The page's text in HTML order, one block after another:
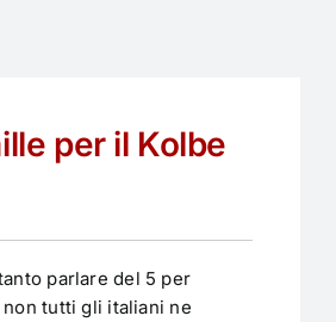
per il Kolbe
parlare del 5 per
non tutti gli italiani ne